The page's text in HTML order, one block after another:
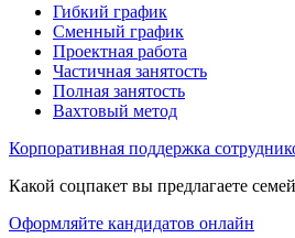
Гибкий график
Сменный график
Проектная работа
Частичная занятость
Полная занятость
Вахтовый метод
Корпоративная поддержка
Какой соцпакет вы предлагаете
Оформляйте кандидатов онлайн